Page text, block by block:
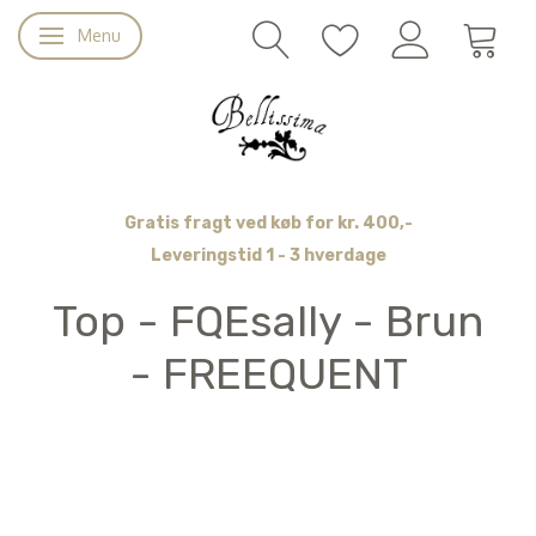
Skifte navigation
Menu
Gratis fragt ved køb for kr. 400,-
Leveringstid 1 - 3 hverdage
Top - FQEsally - Brun
- FREEQUENT